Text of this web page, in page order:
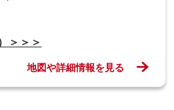
＞＞＞
地図や詳細情報を見る